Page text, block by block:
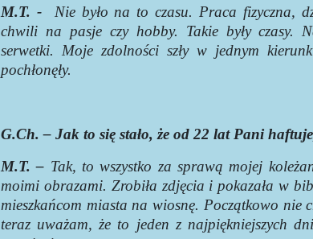
M.T. -
Nie było na to czasu. Praca fizyczna,
chwili na pasje czy hobby. Takie były czasy.
serwetki. Moje zdolności szły w jednym
pochłonęły.
G.Ch. – Jak to się stało, że od 22 lat Pani
M.T. – Tak, to wszystko za sprawą mojej
moimi obrazami. Zrobiła zdjęcia i pokazała w
mieszkańcom miasta na wiosnę. Początkowo nie
teraz uważam, że to jeden z najpiękniejszych